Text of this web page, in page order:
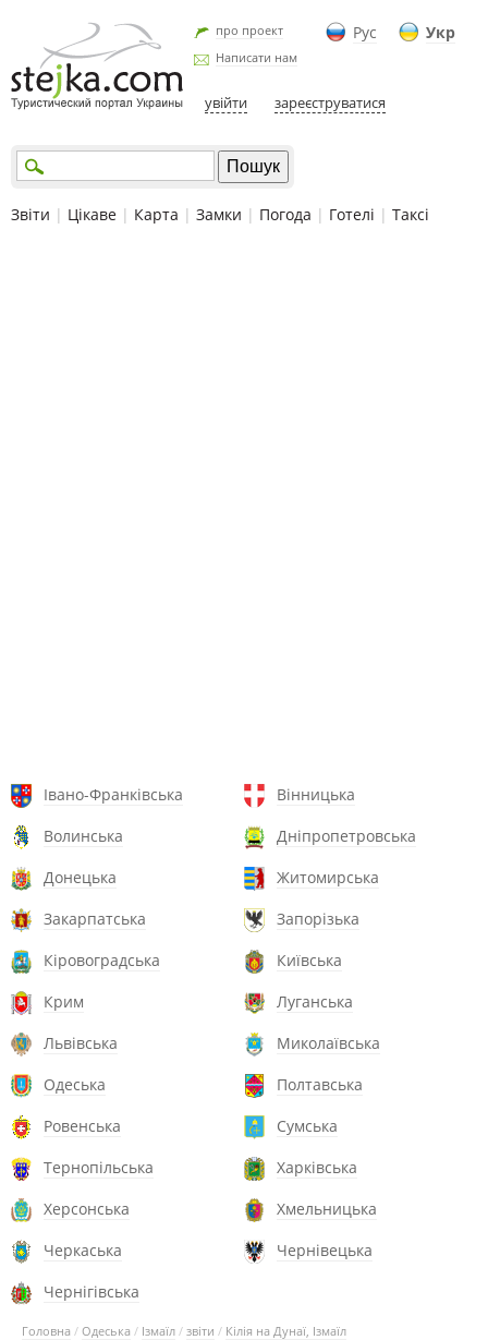
Рус Укр
про проект
Написати нам
увійти зареєструватися
Звіти | Цікаве | Карта | Замки | Погода | Готелі | Таксі
Івано-Франківська
Вінницька
Волинська
Дніпропетровська
Донецька
Житомирська
Закарпатська
Запорізька
Кіровоградська
Київська
Крим
Луганська
Львівська
Миколаївська
Одеська
Полтавська
Ровенська
Сумська
Тернопільська
Харківська
Херсонська
Хмельницька
Черкаська
Чернівецька
Чернігівська
Головна / Одеська / Ізмаїл / звіти / Кілія на Дунаї, Ізмаїл